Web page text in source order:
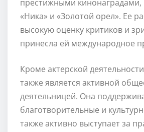
престижными кинонаградами,
«Ника» и «Золотой орел». Ее
высокую оценку критиков и
принесла ей международное
Кроме актерской
также является активной
деятельницей. Она
благотворительные и
также активно выступает за